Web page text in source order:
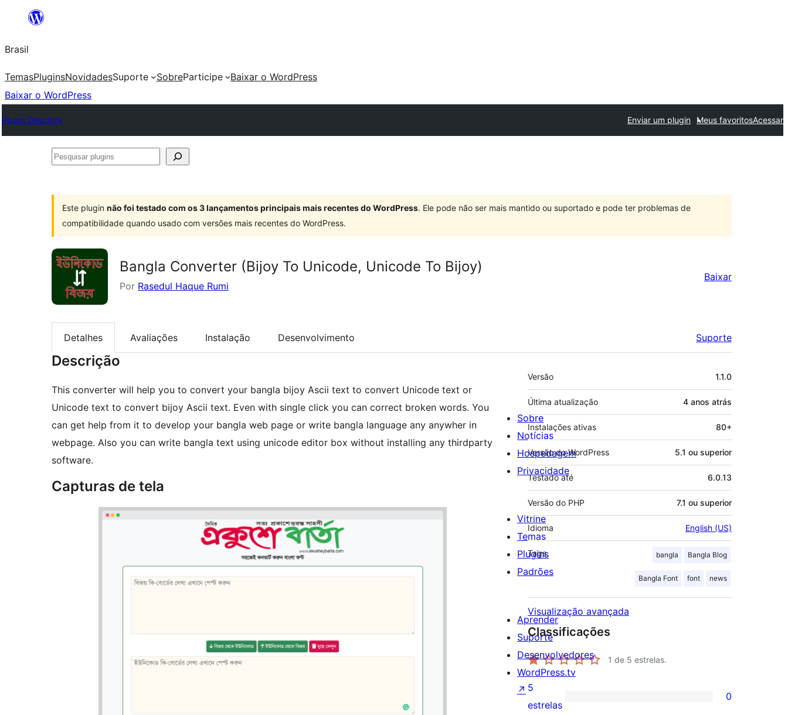
o
conteúdo
Brasil
TemasPluginsNovidadesSuporte SobreParticipe
Baixar o WordPress
Baixar o WordPress
Plugin Directory Enviar um plugin Meus favoritosAcessar
Pesquisar
Este plugin não foi testado com os 3 lançamentos principais mais recentes do WordPress. Ele pode não ser mais mantido ou suportado e pode ter problemas de
compatibilidade quando usado com versões mais recentes do WordPress.
Bangla Converter (Bijoy To Unicode, Unicode To Bijoy)
Por Rasedul Haque Rumi
Baixar
Detalhes Avaliações Instalação Desenvolvimento Suporte
Descrição
This converter will help you to convert your bangla bijoy Ascii text to convert Unicode text or
Unicode text to convert bijoy Ascii text. Even with single click you can correct broken words. You
can get help from it to develop your bangla web page or write bangla language any anywher in
webpage. Also you can write bangla text using unicode editor box without installing any thirdparty
software.
Capturas de tela
Meta
Versão 1.1.0
Última atualização 4 anos atrás
Instalações ativas 80+
Versão do WordPress 5.1 ou superior
Testado até 6.0.13
Versão do PHP 7.1 ou superior
Idioma English (US)
Tags bangla Bangla Blog
Bangla Font font news
Visualização avançada
Classificações
1 de 5 estrelas.
0
5
estrelas
0
Sobre
Notícias
Hospedagem
Privacidade
Vitrine
Temas
Plugins
Padrões
Aprender
Suporte
Desenvolvedores
WordPress.tv
↗